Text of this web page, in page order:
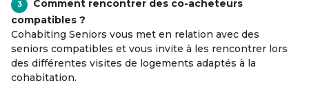
3
Comment rencontrer des co-acheteurs
compatibles ?
Cohabiting Seniors vous met en relation avec des
seniors compatibles et vous invite à les rencontrer lors
des différentes visites de logements adaptés à la
cohabitation.